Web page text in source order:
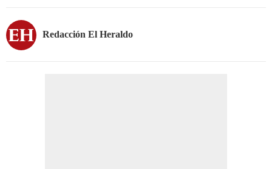
Redacción El Heraldo